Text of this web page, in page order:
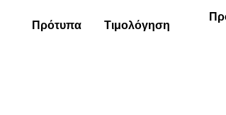
Πρότυπα Τιμολόγηση